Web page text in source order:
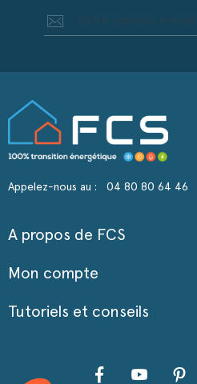
Appelez-nous au : 04 80 80 64 46
A propos de FCS
Mon compte
Tutoriels et conseils
FacebookYouTube